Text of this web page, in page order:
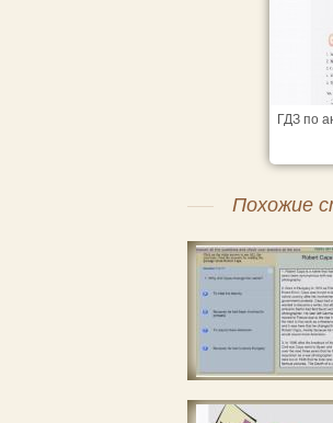
ГДЗ по
Похожие